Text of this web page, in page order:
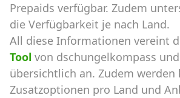
Prepaids verfügbar. Zudem
die Verfügbarkeit je nach Land.
All diese Informationen vereint
Tool von dschungelkompass
übersichtlich an. Zudem werden
Zusatzoptionen pro Land und